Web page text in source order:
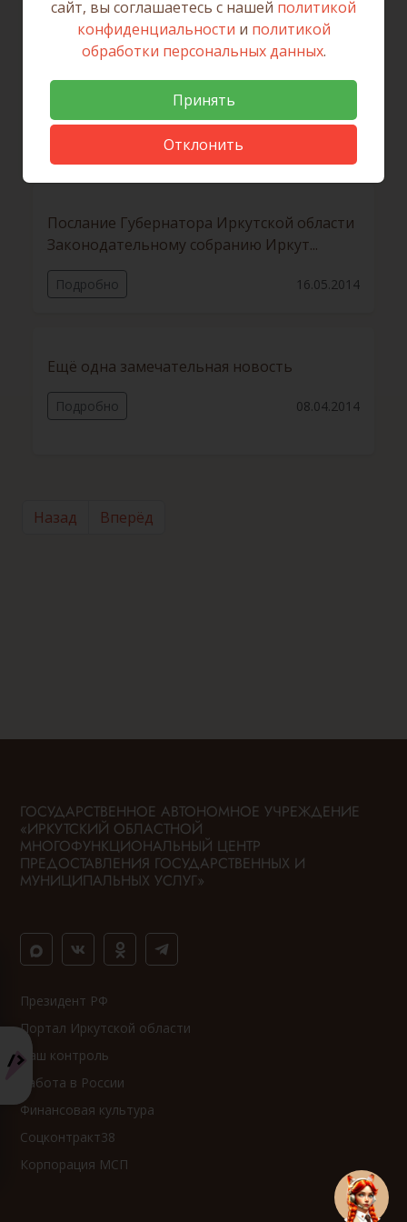
Шелеховчане положительно оценивают
работу Многофункционального центра....
Послание Губернатора Иркутской области
Законодательному собранию Иркут...
Подробно 16.05.2014
Ещё одна замечательная новость
Подробно 08.04.2014
Назад Вперёд
ГОСУДАРСТВЕННОЕ АВТОНОМНОЕ УЧРЕЖДЕНИЕ
«ИРКУТСКИЙ ОБЛАСТНОЙ
МНОГОФУНКЦИОНАЛЬНЫЙ ЦЕНТР
ПРЕДОСТАВЛЕНИЯ ГОСУДАРСТВЕННЫХ И
МУНИЦИПАЛЬНЫХ УСЛУГ»
Президент РФ
Портал Иркутской области
Ваш контроль
Работа в России
Финансовая культура
Соцконтракт38
Корпорация МСП
сайт, вы соглашаетесь с нашей политикой
конфиденциальности и политикой
обработки персональных данных.
Принять
Отклонить